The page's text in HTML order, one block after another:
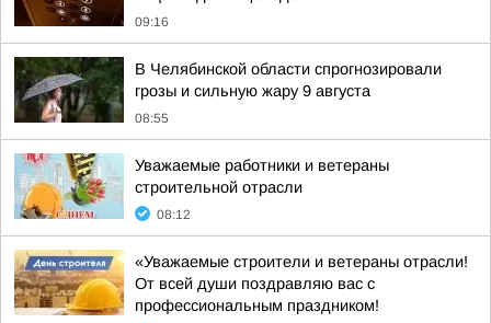
09:16
В Челябинской области спрогнозировали
грозы и сильную жару 9 августа
08:55
Уважаемые работники и ветераны
строительной отрасли
08:12
«Уважаемые строители и ветераны отрасли!
От всей души поздравляю вас с
профессиональным праздником!